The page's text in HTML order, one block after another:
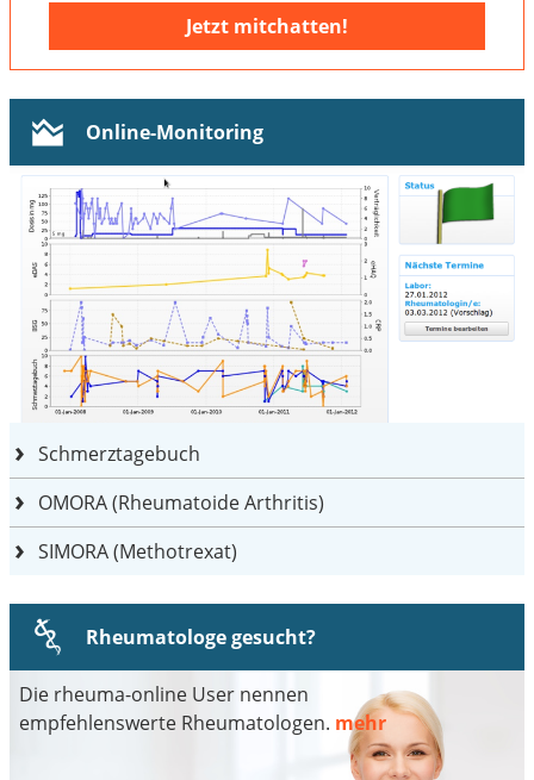
Jetzt mitchatten!
Online-Monitoring
Schmerztagebuch
OMORA (Rheumatoide Arthritis)
SIMORA (Methotrexat)
Rheumatologe gesucht?
Die rheuma-online User nennen
empfehlenswerte Rheumatologen. mehr